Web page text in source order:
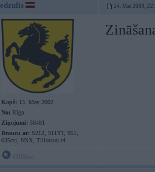
edzulis 24. Mar 2009,
Kopš: 13. May 2002
No: Rīga
Ziņojumi: 56481
Braucu ar: S212, 911TT, 951,
635csi, NSX, Tillotson t4